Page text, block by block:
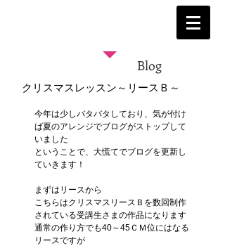
Blog
クリスマスレッスン～リースＢ～
今年は少しバタバタしており、気が付け
ば夏のアレンジでブログがストップして
いました
ということで、大慌てでブログを更新し
ていきます！
まずはリースから
こちらはクリスマスリースＢを数回制作
されている受講生さまの作品になります
通常の作り方でも40～45ＣＭ位にはなる
リースですが